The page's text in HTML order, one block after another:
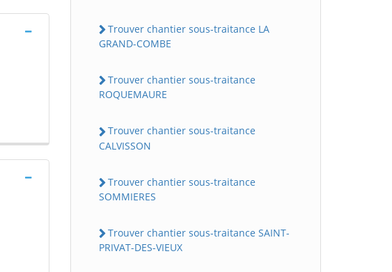
Trouver chantier sous-traitance LA
GRAND-COMBE
Trouver chantier sous-traitance
ROQUEMAURE
Trouver chantier sous-traitance
CALVISSON
Trouver chantier sous-traitance
SOMMIERES
Trouver chantier sous-traitance SAINT-
PRIVAT-DES-VIEUX